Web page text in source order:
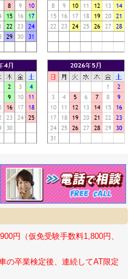
円（仮免受験手数料1,800円、
の卒業検定後、連続してAT限定